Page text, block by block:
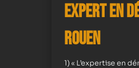
Expert en
Rouen
1) « L’expertise en